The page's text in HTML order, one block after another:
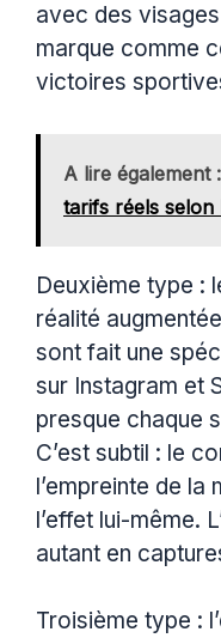
avec des
marque comme
victoires
A lire également :
tarifs réels selon
Deuxième type :
réalité
sont fait une
sur Instagram et
presque chaque
C’est subtil : le
l’empreinte de la
l’effet lui-même.
autant en
Troisième type :